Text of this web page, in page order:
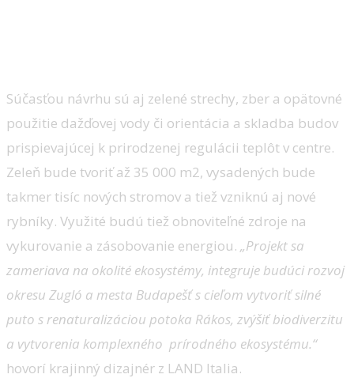
Súčasťou návrhu sú aj zelené strechy, zber a opätovné
použitie dažďovej vody či orientácia a skladba budov
prispievajúcej k prirodzenej regulácii teplôt v centre.
Zeleň bude tvoriť až 35 000 m2, vysadených bude
takmer tisíc nových stromov a tiež vzniknú aj nové
rybníky. Využité budú tiež obnoviteľné zdroje na
vykurovanie a zásobovanie energiou. „Projekt sa
zameriava na okolité ekosystémy, integruje budúci rozvoj
okresu Zugló a mesta Budapešť s cieľom vytvoriť silné
puto s renaturalizáciou potoka Rákos, zvýšiť biodiverzitu
a vytvorenia komplexného prírodného ekosystému.“
hovorí krajinný dizajnér z LAND Italia.